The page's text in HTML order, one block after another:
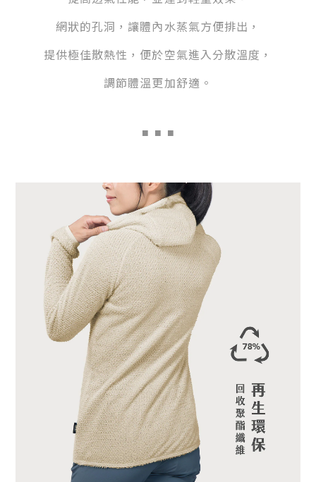
網狀的孔洞，讓體內水蒸氣方便排出，
提供極佳散熱性，便於空氣進入分散溫度，
調節體溫更加舒適。
■ ■ ■